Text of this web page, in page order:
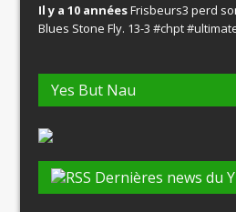
Il y a 10 annéesFrisbeurs3 perd
Blues Stone Fly. 13-3#chpt
Yes But Nau
Dernières news du